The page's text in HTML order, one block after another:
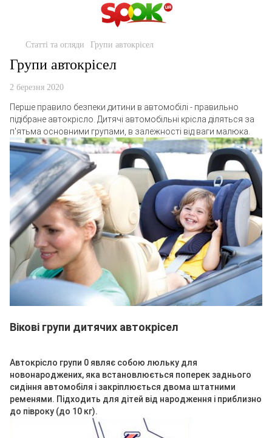
Статті та огляди Групи автокрісел
Групи автокрісел
2 березня 2020
Перше правило безпеки дитини в автомобілі - правильно
підібране автокрісло. Дитячі автомобільні крісла діляться за
п'ятьма основними групами, в залежності від ваги малюка.
Вікові групи дитячих автокрісел
Автокрісло групи 0 являє собою люльку для
новонароджених, яка встановлюється поперек заднього
сидіння автомобіля і закріплюється двома штатними
ременями. Підходить для дітей від народження і приблизно
до півроку (до 10 кг).